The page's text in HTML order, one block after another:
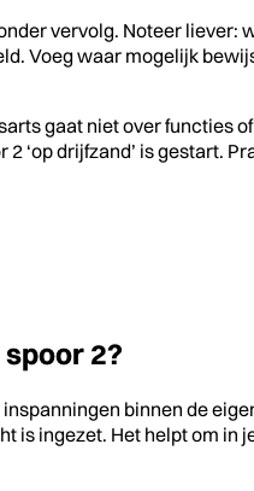
vervolg. Noteer liever:
Voeg waar mogelijk
gaat niet over functies
‘op drijfzand’ is gestart.
2?
binnen de
ingezet. Het helpt om in